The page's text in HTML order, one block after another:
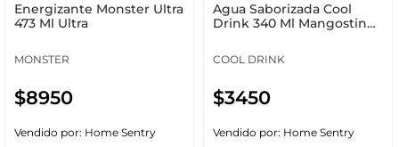
Energizante Monster Ultra
473 Ml Ultra
MONSTER
$8950
Vendido por: Home Sentry
Agua Saborizada Cool
Drink 340 Ml Mangostino
COOL DRINK
$3450
Vendido por: Home Sentry